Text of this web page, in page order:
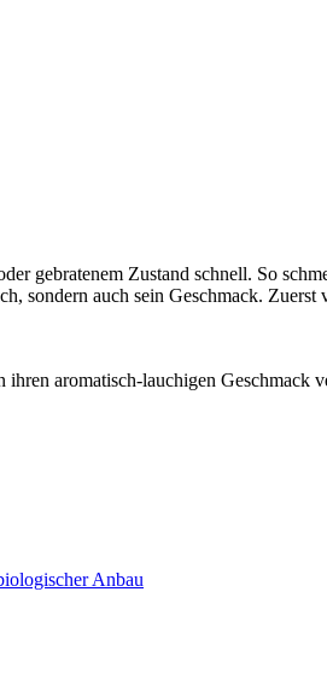
gebratenem Zustand schnell. So
auch sein Geschmack. Zuerst
aromatisch-lauchigen Geschmack
Anbau